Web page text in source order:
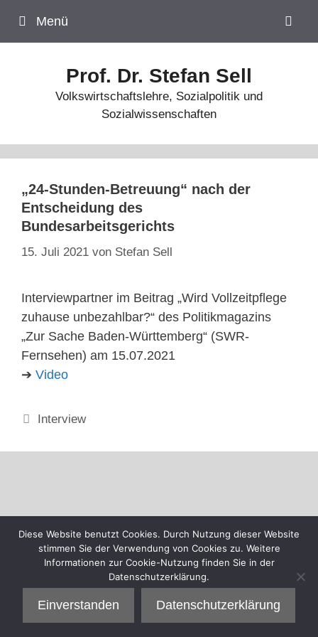
Inhalt
springen
Menü
Prof. Dr. Stefan Sell
Volkswirtschaftslehre, Sozialpolitik und
Sozialwissenschaften
„24-Stunden-Betreuung“ nach der
Entscheidung des
Bundesarbeitsgerichts
15. Juli 2021 von Stefan Sell
Interviewpartner im Beitrag „Wird Vollzeitpflege
zuhause unbezahlbar?“ des Politikmagazins
„Zur Sache Baden-Württemberg“ (SWR-
Fernsehen) am 15.07.2021
➔ Video
Kategorien
Interview
Diese Website benutzt Cookies. Durch Nutzung dieser Website
stimmen Sie der Verwendung von Cookies zu. Weitere
Informationen zur Cookie-Nutzung finden Sie in der
Datenschutzerklärung.
Einverstanden Datenschutzerklärung